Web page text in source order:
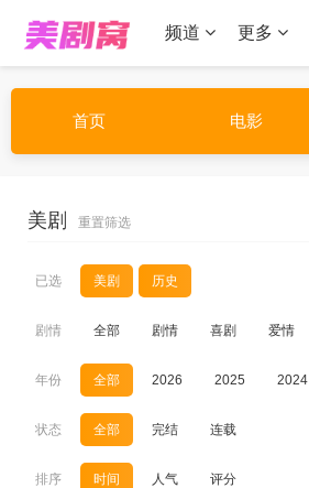
频道 更多
首页 电影
美剧 重置筛选
已选 美剧 历史
剧情 全部 剧情 喜剧 爱情
年份 全部 2026 2025 2024
状态 全部 完结 连载
排序 时间 人气 评分